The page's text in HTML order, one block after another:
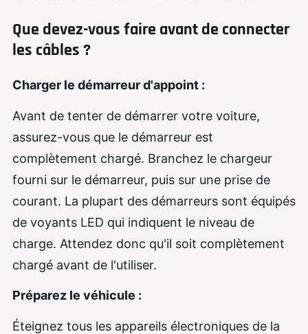
Que devez-vous faire avant de connecter
les câbles ?
Charger le démarreur d'appoint :
Avant de tenter de démarrer votre voiture,
assurez-vous que le démarreur est
complètement chargé. Branchez le chargeur
fourni sur le démarreur, puis sur une prise de
courant. La plupart des démarreurs sont équipés
de voyants LED qui indiquent le niveau de
charge. Attendez donc qu'il soit complètement
chargé avant de l'utiliser.
Préparez le véhicule :
Éteignez tous les appareils électroniques de la